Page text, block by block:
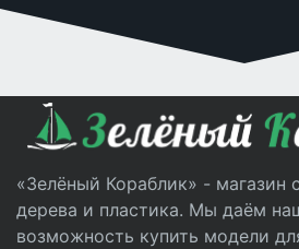
«Зелёный Кораблик» - магазин
дерева и пластика. Мы даём
возможность купить модели